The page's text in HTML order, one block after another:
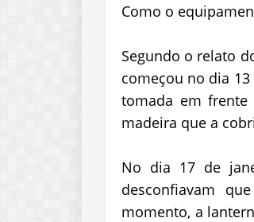
Como o
Segundo o relato
começou no dia
tomada em
madeira que a
No dia 17 de
desconfiavam
momento, a